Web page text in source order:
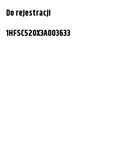
Do rejestracji
1HFSC520X3A003633